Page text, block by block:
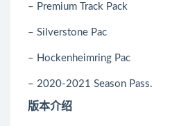
– Premium Track Pack
– Silverstone Pac
– Hockenheimring Pac
– 2020-2021 Season Pass.
版本介绍